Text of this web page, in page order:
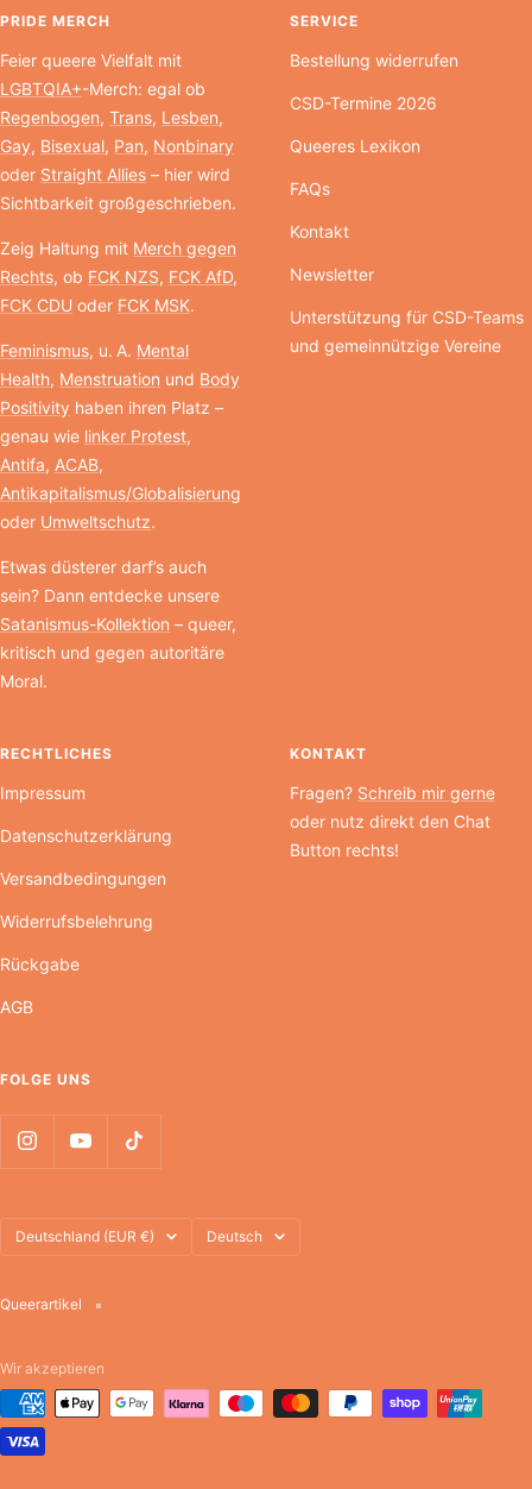
PRIDE MERCH
Feier queere Vielfalt mit
LGBTQIA+-Merch: egal ob
Regenbogen, Trans, Lesben,
Gay, Bisexual, Pan, Nonbinary
oder Straight Allies – hier wird
Sichtbarkeit großgeschrieben.
Zeig Haltung mit Merch gegen
Rechts, ob FCK NZS, FCK AfD,
FCK CDU oder FCK MSK.
Feminismus, u. A. Mental
Health, Menstruation und Body
Positivity haben ihren Platz –
genau wie linker Protest,
Antifa, ACAB,
Antikapitalismus/Globalisierung
oder Umweltschutz.
Etwas düsterer darf’s auch
sein? Dann entdecke unsere
Satanismus-Kollektion – queer,
kritisch und gegen autoritäre
Moral.
SERVICE
Bestellung widerrufen
CSD-Termine 2026
Queeres Lexikon
FAQs
Kontakt
Newsletter
Unterstützung für CSD-Teams
und gemeinnützige Vereine
RECHTLICHES
Impressum
Datenschutzerklärung
Versandbedingungen
Widerrufsbelehrung
Rückgabe
AGB
KONTAKT
Fragen? Schreib mir gerne
oder nutz direkt den Chat
Button rechts!
FOLGE UNS
Land/Region
Deutschland (EUR €) Sprache
Deutsch
Queerartikel
Wir akzeptieren